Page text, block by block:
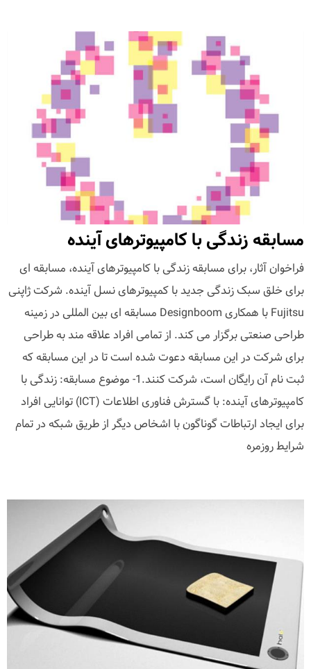
مسابقه زندگی با کامپیوترهای آینده
فراخوان آثار، برای مسابقه زندگی با کامپیوترهای آینده، مسابقه ای
برای خلق سبک زندگی جدید با کمپیوترهای نسل آینده. شرکت ژاپنی
Fujitsu با همکاری Designboom مسابقه ای بین المللی در زمینه
طراحی صنعتی برگزار می کند. از تمامی افراد علاقه مند به طراحی
برای شرکت در این مسابقه دعوت شده است تا در این مسابقه که
ثبت نام آن رایگان است، شرکت کنند.1- موضوع مسابقه: زندگی با
کامپیوترهای آینده: با گسترش فناوری اطلاعات (ICT) توانایی افراد
برای ایجاد ارتباطات گوناگون با اشخاص دیگر از طریق شبکه در تمام
شرایط روزمره